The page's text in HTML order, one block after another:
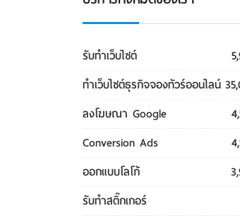
รับทําเว็บไซต์
ทําเว็บไซต์ธุรกิจจองทัวร์ออนไลน์
ลงโฆษณา Google
Conversion Ads
ออกแบบโลโก้
รับทําสติ๊กเกอร์